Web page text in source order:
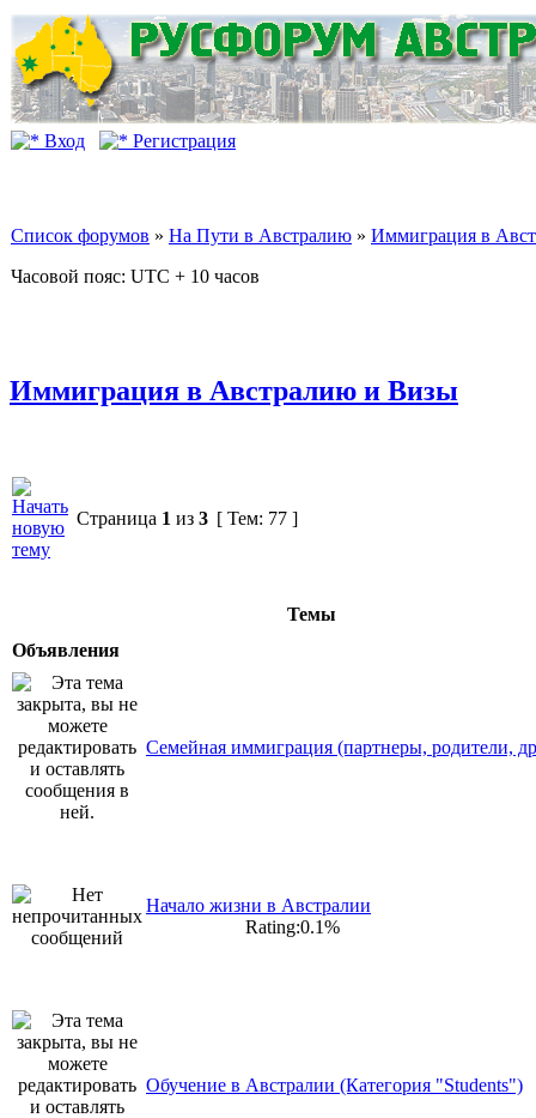
Вход Регистрация
Список форумов » На Пути в Австралию » Иммиграция в
Часовой пояс: UTC + 10 часов
Иммиграция в Австралию и Визы
Страница 1 из 3 [ Тем: 77 ]
Темы
Объявления
Семейная иммиграция (партнеры, родители,
Начало жизни в Австралии
Rating:0.1%
Обучение в Австралии (Категория "Students")